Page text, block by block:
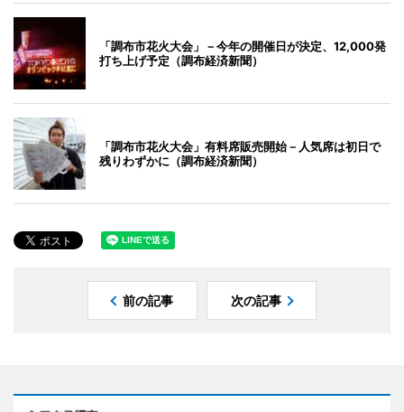
「調布市花火大会」－今年の開催日が決定、12,000発
打ち上げ予定（調布経済新聞）
「調布市花火大会」有料席販売開始－人気席は初日で
残りわずかに（調布経済新聞）
前の記事 次の記事